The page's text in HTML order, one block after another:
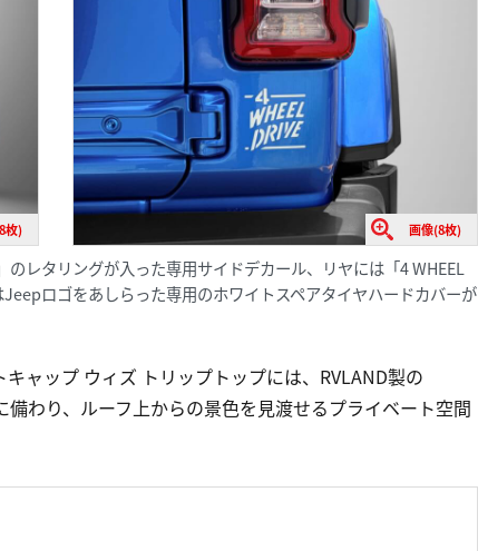
枚) 画像(8枚)
レタリングが入った専用サイドデカール、リヤには「4 WHEEL
ロゴをあしらった専用のホワイトスペアタイヤハードカバーが
ャップ ウィズ トリップトップには、RVLAND製の
わり、ルーフ上からの景色を見渡せるプライベート空間